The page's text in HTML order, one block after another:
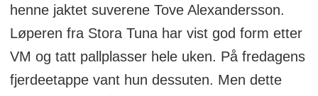
henne jaktet suverene Tove Alexandersson.
Løperen fra Stora Tuna har vist god form etter
VM og tatt pallplasser hele uken. På fredagens
fjerdeetappe vant hun dessuten. Men dette